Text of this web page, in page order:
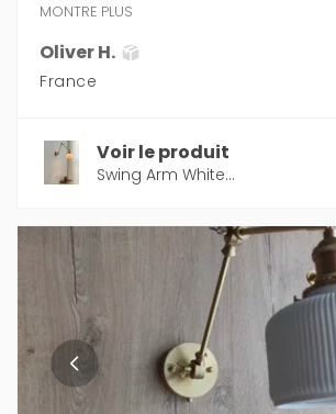
MONTRE PLUS
Oliver H.
France
Voir le produit
Swing Arm White...